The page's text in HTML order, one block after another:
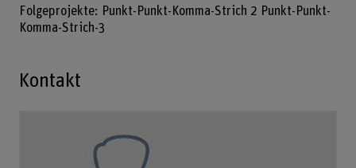
Folgeprojekte: Punkt-Punkt-Komma-Strich 2 Punkt-Punkt-
Komma-Strich-3
Kontakt